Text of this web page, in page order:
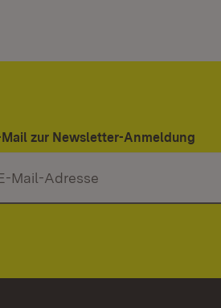
Mail zur Newsletter-Anmeldung